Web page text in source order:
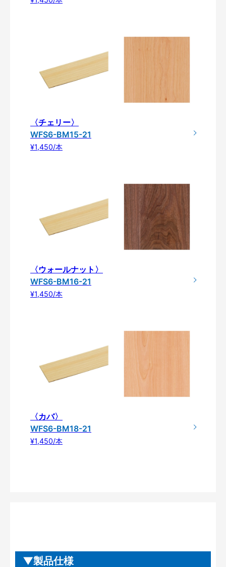
〈チェリー〉
WFS6-BM15-21
¥1,450/本
〈ウォールナット〉
WFS6-BM16-21
¥1,450/本
〈カバ〉
WFS6-BM18-21
¥1,450/本
製品仕様